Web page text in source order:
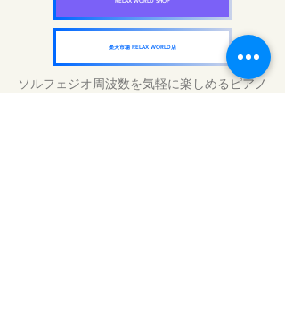
楽天市場 RELAX WORLD店
ソルフェジオ周波数を気軽に楽しめるピアノ